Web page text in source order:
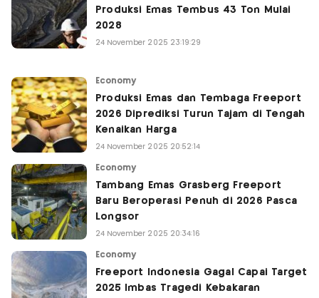
Produksi Emas Tembus 43 Ton Mulai
2028
24 November 2025 23:19:29
Economy
Produksi Emas dan Tembaga Freeport
2026 Diprediksi Turun Tajam di Tengah
Kenaikan Harga
24 November 2025 20:52:14
Economy
Tambang Emas Grasberg Freeport
Baru Beroperasi Penuh di 2026 Pasca
Longsor
24 November 2025 20:34:16
Economy
Freeport Indonesia Gagal Capai Target
2025 Imbas Tragedi Kebakaran